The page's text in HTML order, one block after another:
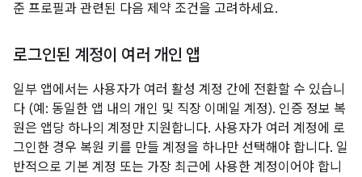
준 프로필과 관련된 다음 제약 조건을 고려하세요.
로그인된 계정이 여러 개인 앱
일부 앱에서는 사용자가 여러 활성 계정 간에 전환할 수 있습니
다 (예: 동일한 앱 내의 개인 및 직장 이메일 계정). 인증 정보 복
원은 앱당 하나의 계정만 지원합니다. 사용자가 여러 계정에 로
그인한 경우 복원 키를 만들 계정을 하나만 선택해야 합니다. 일
반적으로 기본 계정 또는 가장 최근에 사용한 계정이어야 합니